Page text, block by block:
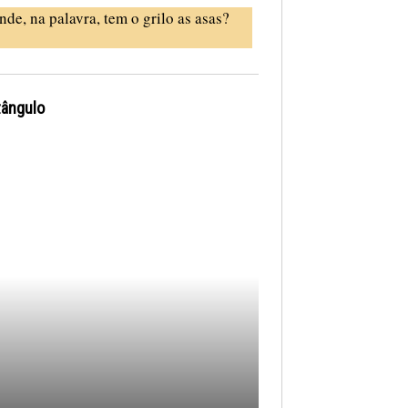
na palavra, tem o grilo as asas?